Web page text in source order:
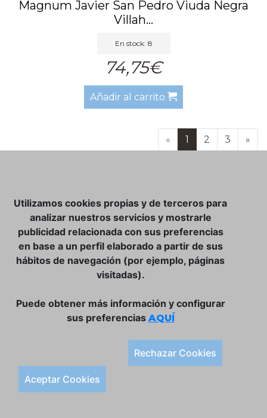
Magnum Javier San Pedro Viuda Negra
Villah...
En stock: 8
74,75€
Añadir al carrito
« 1 2 3 »
CLUB VINATER
CONTACTO
TIENDA ONLINE:
Plaça de la Llibertat, 22, 07760 Ciutadella
Tlf. 971 93 78 75
Utilizamos cookies propias y de terceros para
analizar nuestros servicios y mostrarle
publicidad relacionada con sus preferencias
en base a un perfil elaborado a partir de sus
hábitos de navegación (por ejemplo, páginas
visitadas).
Puede obtener más información y configurar
sus preferencias AQUÍ
Rechazar Cookies
Aceptar Cookies